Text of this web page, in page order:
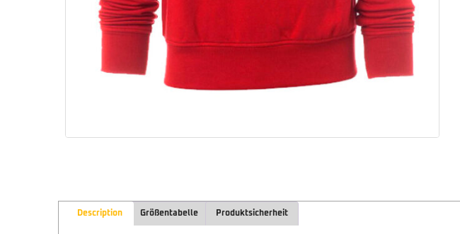
Description Größentabelle Produktsicherheit